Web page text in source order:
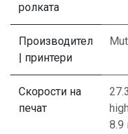
ролката
Производител
| принтери
Скорости на
печат
8.9